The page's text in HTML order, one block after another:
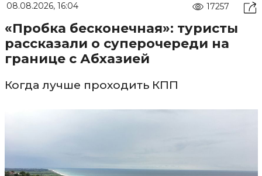
08.08.2026, 16:04 17257
«Пробка бесконечная»: туристы
рассказали о суперочереди на
границе с Абхазией
Когда лучше проходить КПП